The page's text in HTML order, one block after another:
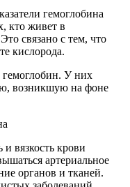
гемоглобина
кто живет в
связано с тем, что
кислорода.
У них
возникшую на фоне
вязкость крови
артериальное
органов и тканей.